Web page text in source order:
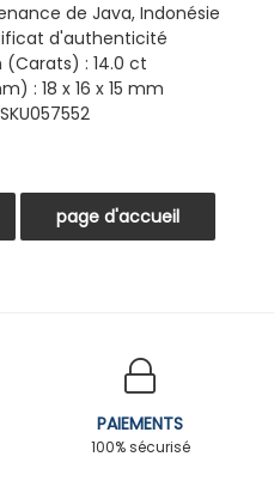
de Java, Indonésie
d'authenticité
(Carats) : 14.0 ct
: 18 x 16 x 15 mm
SKU057552
PAIEMENTS
100% sécurisé